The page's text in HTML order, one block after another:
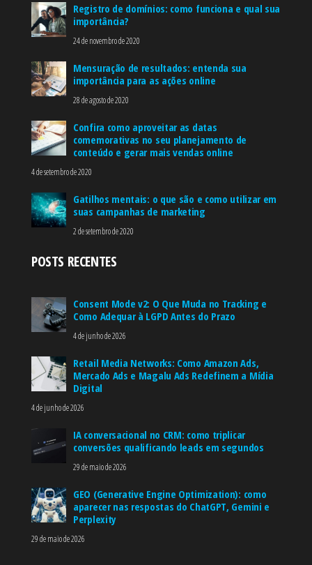
Registro de domínios: como funciona e qual sua
importância?
24 de novembro de 2020
Mensuração de resultados: entenda sua
importância para as ações online
28 de agosto de 2020
Confira como aproveitar as datas
comemorativas no seu planejamento de
conteúdo e gerar mais vendas online
4 de setembro de 2020
Gatilhos mentais: o que são e como utilizar em
suas campanhas de marketing
2 de setembro de 2020
POSTS RECENTES
Consent Mode v2: O Que Muda no Tracking e
Como Adequar à LGPD Antes do Prazo
4 de junho de 2026
Retail Media Networks: Como Amazon Ads,
Mercado Ads e Magalu Ads Redefinem a Mídia
Digital
4 de junho de 2026
IA conversacional no CRM: como triplicar
conversões qualificando leads em segundos
29 de maio de 2026
GEO (Generative Engine Optimization): como
aparecer nas respostas do ChatGPT, Gemini e
Perplexity
29 de maio de 2026